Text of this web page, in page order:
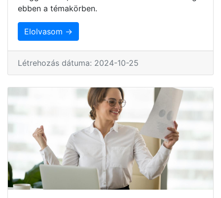
ebben a témakörben.
Elolvasom →
Létrehozás dátuma: 2024-10-25